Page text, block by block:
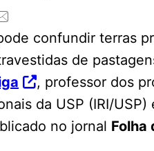
confundir terras
de
, professor dos
da USP (IRI/
no jornal Folha